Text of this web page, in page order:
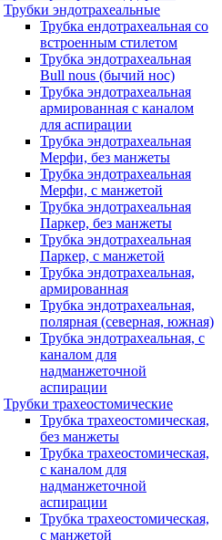
Трубки эндотрахеальные
Трубка ендотрахеальная со
встроенным стилетом
Трубка эндотрахеальная
Bull nous (бычий нос)
Трубка эндотрахеальная
армированная с каналом
для аспирации
Трубка эндотрахеальная
Мерфи, без манжеты
Трубка эндотрахеальная
Мерфи, с манжетой
Трубка эндотрахеальная
Паркер, без манжеты
Трубка эндотрахеальная
Паркер, с манжетой
Трубка эндотрахеальная,
армированная
Трубка эндотрахеальная,
полярная (северная, южная)
Трубка эндотрахеальная, с
каналом для
надманжеточной
аспирации
Трубки трахеостомические
Трубка трахеостомическая,
без манжеты
Трубка трахеостомическая,
с каналом для
надманжеточной
аспирации
Трубка трахеостомическая,
с манжетой